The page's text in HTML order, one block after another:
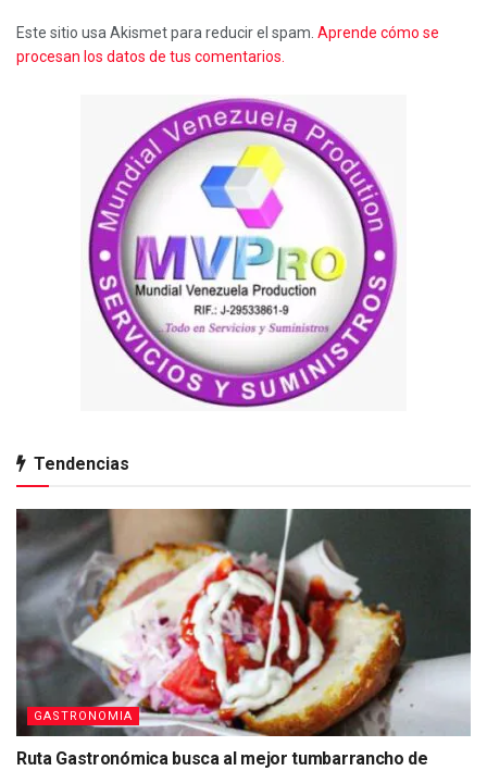
Este sitio usa Akismet para reducir el spam. Aprende cómo se
procesan los datos de tus comentarios.
Tendencias
GASTRONOMIA
Ruta Gastronómica busca al mejor tumbarrancho de